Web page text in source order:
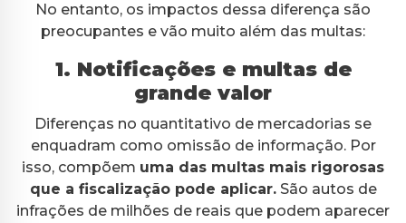
No entanto, os impactos dessa diferença são
preocupantes e vão muito além das multas:
1. Notificações e multas de
grande valor
Diferenças no quantitativo de mercadorias se
enquadram como omissão de informação. Por
isso, compõem uma das multas mais rigorosas
que a fiscalização pode aplicar.São autos de
infrações de milhões de reais que podem aparecer